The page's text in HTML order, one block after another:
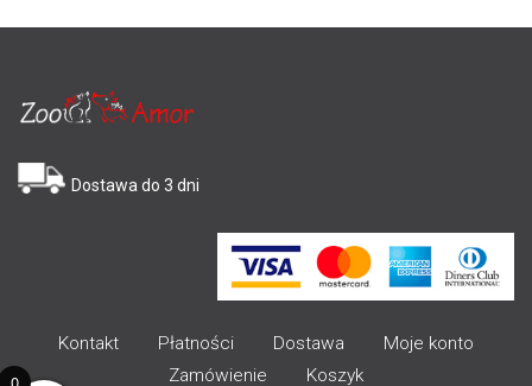
Dostawa do 3 dni
Kontakt Płatności Dostawa
Moje konto
Zamówienie
Koszyk